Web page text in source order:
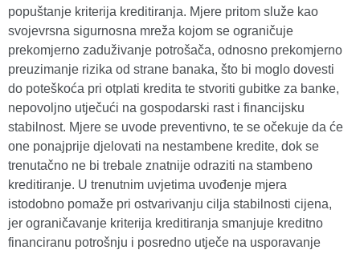
popuštanje kriterija kreditiranja. Mjere pritom služe kao
svojevrsna sigurnosna mreža kojom se ograničuje
prekomjerno zaduživanje potrošača, odnosno prekomjerno
preuzimanje rizika od strane banaka, što bi moglo dovesti
do poteškoća pri otplati kredita te stvoriti gubitke za banke,
nepovoljno utječući na gospodarski rast i financijsku
stabilnost. Mjere se uvode preventivno, te se očekuje da će
one ponajprije djelovati na nestambene kredite, dok se
trenutačno ne bi trebale znatnije odraziti na stambeno
kreditiranje. U trenutnim uvjetima uvođenje mjera
istodobno pomaže pri ostvarivanju cilja stabilnosti cijena,
jer ograničavanje kriterija kreditiranja smanjuje kreditno
financiranu potrošnju i posredno utječe na usporavanje